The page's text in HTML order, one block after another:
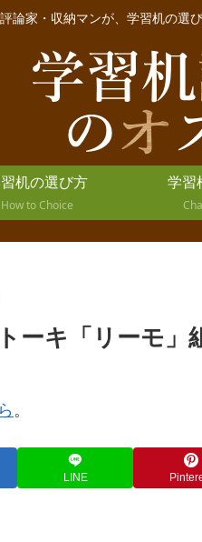
論家・収納マンが、学習机の選
机の選び方
How to Choice
学習
ーキ「リーモ」
。
LINE